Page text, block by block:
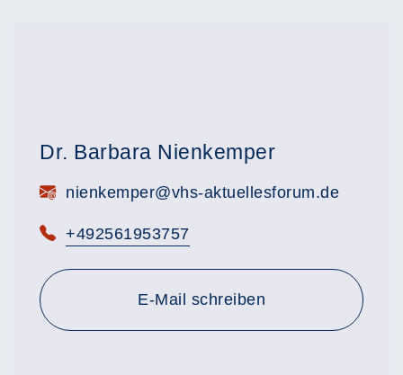
Dr. Barbara Nienkemper
E-Mail:nienkemper@vhs-aktuellesforum.de
Telefon:
+492561953757
E-Mail schreiben